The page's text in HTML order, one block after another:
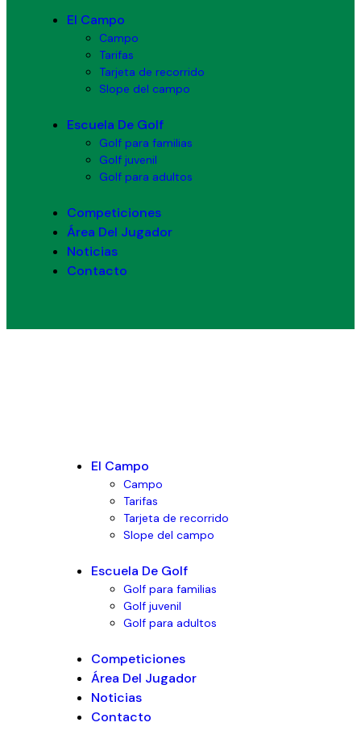
El Campo
Campo
Tarifas
Tarjeta de recorrido
Slope del campo
Escuela De Golf
Golf para familias
Golf juvenil
Golf para adultos
Competiciones
Área Del Jugador
Noticias
Contacto
El Campo
Campo
Tarifas
Tarjeta de recorrido
Slope del campo
Escuela De Golf
Golf para familias
Golf juvenil
Golf para adultos
Competiciones
Área Del Jugador
Noticias
Contacto